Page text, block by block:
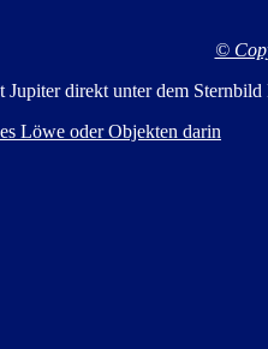
©
Jupiter direkt unter dem Sternbild
Löwe oder Objekten darin